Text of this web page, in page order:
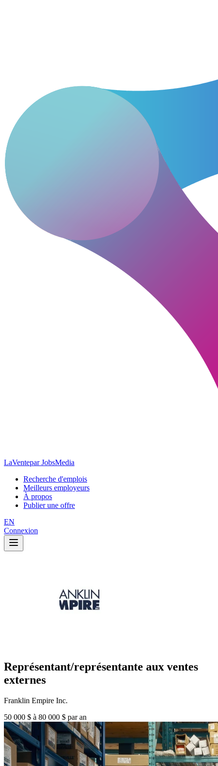
LaVentepar JobsMedia
Recherche d'emplois
Meilleurs employeurs
À propos
Publier une offre
EN
Connexion
Représentant/représentante aux ventes
externes
Franklin Empire Inc.
50 000 $ à 80 000 $ par an